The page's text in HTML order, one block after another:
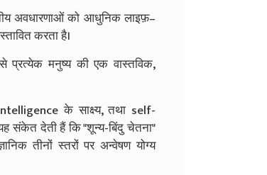
अवधारणाओं को आधुनिक लाइफ़–
करता है।
प्रत्येक मनुष्य की एक वास्तविक,
के साक्ष्य, तथा self-
संकेत देती हैं कि "शून्य-बिंदु चेतना"
तीनों स्तरों पर अन्वेषण योग्य